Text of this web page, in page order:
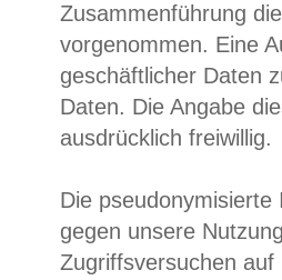
Zusammenführung
vorgenommen. Eine
geschäftlicher Daten
Daten. Die Angabe
ausdrücklich freiwillig.
Die
gegen unsere
Zugriffsversuchen